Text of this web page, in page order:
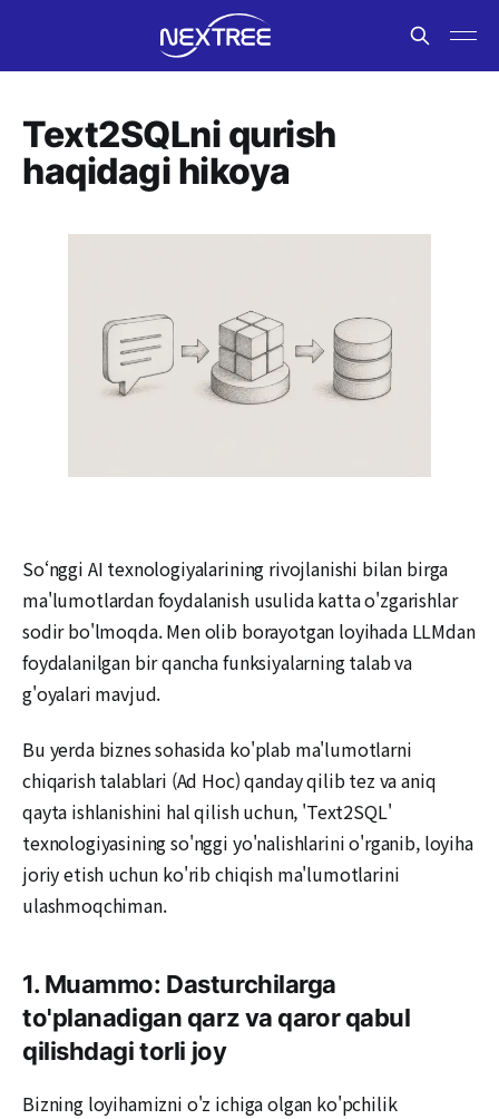
Text2SQLni qurish
haqidagi hikoya
Soʻnggi AI texnologiyalarining rivojlanishi bilan birga
ma'lumotlardan foydalanish usulida katta o'zgarishlar
sodir bo'lmoqda. Men olib borayotgan loyihada LLMdan
foydalanilgan bir qancha funksiyalarning talab va
g'oyalari mavjud.
Bu yerda biznes sohasida ko'plab ma'lumotlarni
chiqarish talablari (Ad Hoc) qanday qilib tez va aniq
qayta ishlanishini hal qilish uchun, 'Text2SQL'
texnologiyasining so'nggi yo'nalishlarini o'rganib, loyiha
joriy etish uchun ko'rib chiqish ma'lumotlarini
ulashmoqchiman.
1. Muammo: Dasturchilarga
to'planadigan qarz va qaror qabul
qilishdagi torli joy
Bizning loyihamizni o'z ichiga olgan ko'pchilik